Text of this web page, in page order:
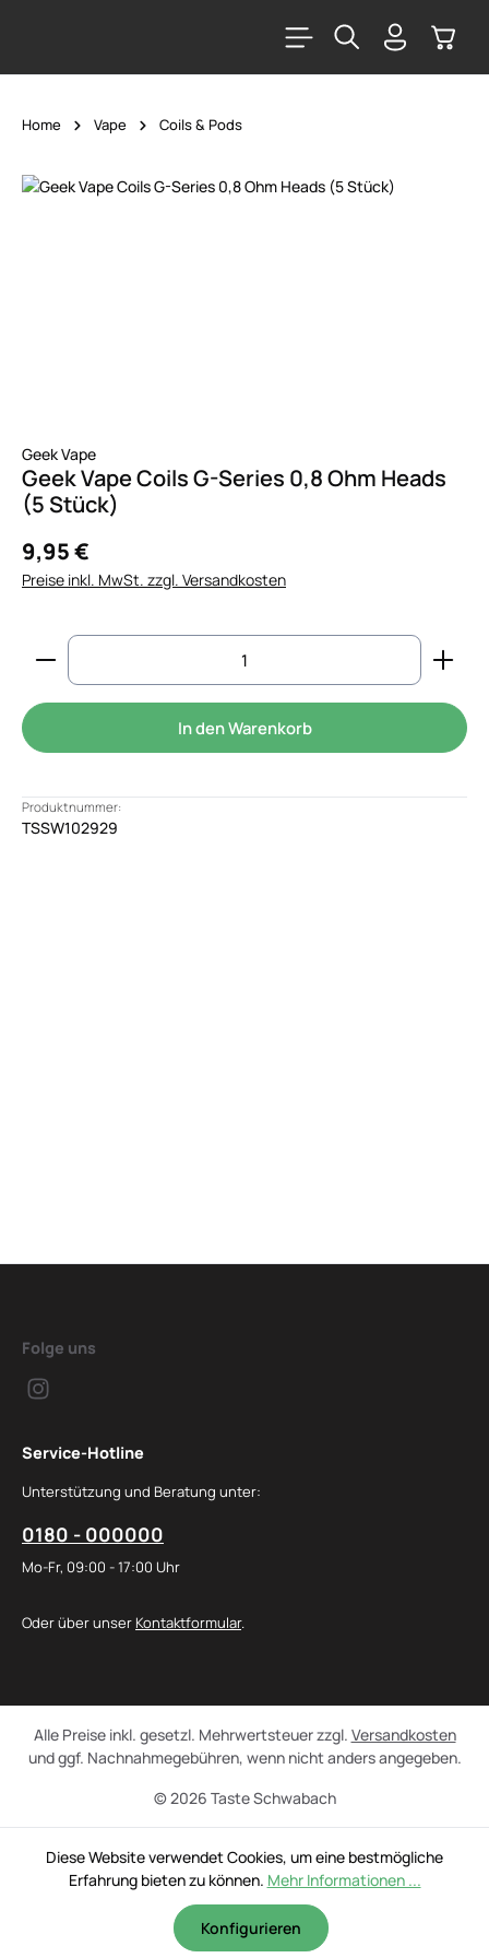
Home Vape Coils & Pods
Bildergalerie überspringen
Geek Vape
Geek Vape Coils G-Series 0,8 Ohm Heads
(5 Stück)
9,95 €
Preise inkl. MwSt. zzgl. Versandkosten
Produkt Anzahl: Gib den gewünschten Wert
In den Warenkorb
Produktnummer:
TSSW102929
Folge uns
Service-Hotline
Unterstützung und Beratung unter:
0180 - 000000
Mo-Fr, 09:00 - 17:00 Uhr
Oder über unser Kontaktformular.
© 2026 Taste Schwabach
Alle Preise inkl. gesetzl. Mehrwertsteuer zzgl. Versandkosten
und ggf. Nachnahmegebühren, wenn nicht anders angegeben.
Diese Website verwendet Cookies, um eine bestmögliche
Erfahrung bieten zu können. Mehr Informationen ...
Konfigurieren